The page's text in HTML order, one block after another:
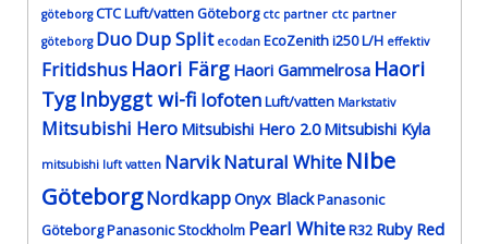
göteborg CTC Luft/vatten Göteborg ctc partner ctc partner
göteborg DuoDup Split ecodan EcoZenith i250 L/H effektiv
Fritidshus Haori Färg Haori Gammelrosa Haori
Tyg Inbyggt wi-fi lofotenLuft/vatten Markstativ
Mitsubishi Hero Mitsubishi Hero 2.0 Mitsubishi Kyla
mitsubishi luft vatten NarvikNatural White Nibe
GöteborgNordkappOnyx BlackPanasonic
GöteborgPanasonic Stockholm Pearl WhiteR32 Ruby Red